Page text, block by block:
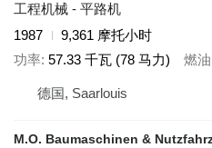
工程机械 - 平路机
1987
9,361 摩托小时
功率 57.33 千瓦 (78 马力) 燃油
德国, Saarlouis